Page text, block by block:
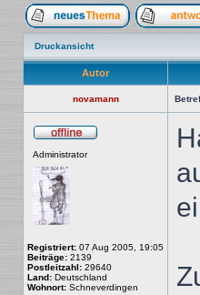
Ein neues
Druckansicht
Autor
novamann
Administrator
Registriert: 07 Aug 2005, 19:05
Beiträge: 2139
Postleitzahl: 29640
Land: Deutschland
Wohnort: Schneverdingen